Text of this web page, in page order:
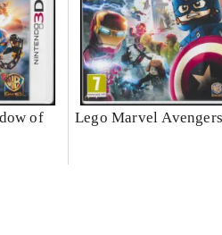
of
Lego Marvel Avengers